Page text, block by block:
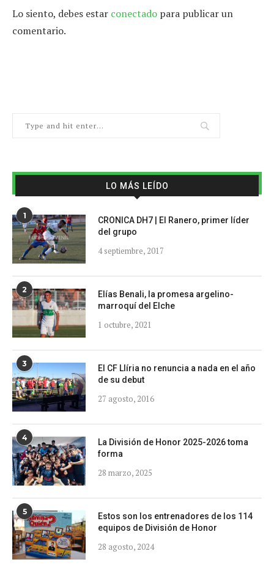
Lo siento, debes estar conectado para publicar un
comentario.
LO MÁS LEÍDO
1
CRONICA DH7 | El Ranero, primer líder
del grupo
4 septiembre, 2017
2
Elías Benali, la promesa argelino-
marroquí del Elche
1 octubre, 2021
3
El CF Llíria no renuncia a nada en el año
de su debut
27 agosto, 2016
4
La División de Honor 2025-2026 toma
forma
28 marzo, 2025
5
Estos son los entrenadores de los 114
equipos de División de Honor
28 agosto, 2024